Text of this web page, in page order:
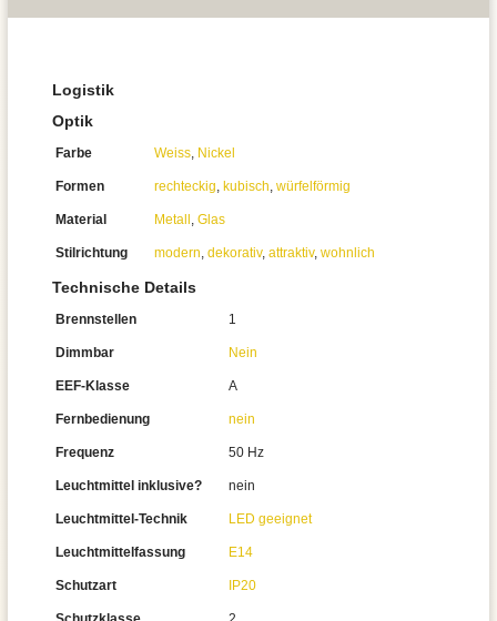
Logistik
Optik
Farbe Weiss, Nickel
Formen rechteckig, kubisch, würfelförmig
Material Metall , Glas
Stilrichtung modern, dekorativ, attraktiv, wohnlich
Technische Details
Brennstellen 1
Dimmbar Nein
EEF-Klasse A
Fernbedienung nein
Frequenz 50 Hz
Leuchtmittel inklusive? nein
Leuchtmittel-Technik LED geeignet
Leuchtmittelfassung E14
Schutzart IP20